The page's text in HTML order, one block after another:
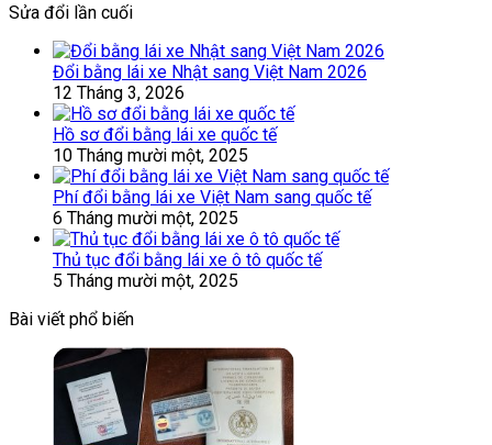
Sửa đổi lần cuối
Đổi bằng lái xe Nhật sang Việt Nam 2026
12 Tháng 3, 2026
Hồ sơ đổi bằng lái xe quốc tế
10 Tháng mười một, 2025
Phí đổi bằng lái xe Việt Nam sang quốc tế
6 Tháng mười một, 2025
Thủ tục đổi bằng lái xe ô tô quốc tế
5 Tháng mười một, 2025
Bài viết phổ biến